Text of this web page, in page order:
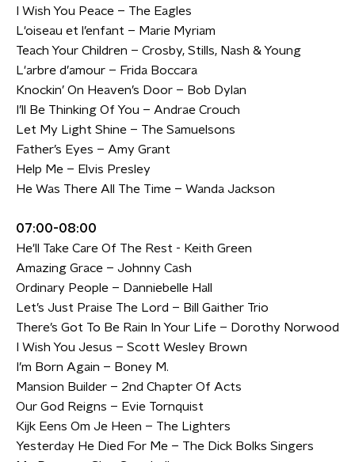
I Wish You Peace – The Eagles
L'oiseau et l’enfant – Marie Myriam
Teach Your Children – Crosby, Stills, Nash & Young
L'arbre d’amour – Frida Boccara
Knockin’ On Heaven’s Door – Bob Dylan
I’ll Be Thinking Of You – Andrae Crouch
Let My Light Shine – The Samuelsons
Father’s Eyes – Amy Grant
Help Me – Elvis Presley
He Was There All The Time – Wanda Jackson
07:00-08:00
He'll Take Care Of The Rest - Keith Green
Amazing Grace – Johnny Cash
Ordinary People – Danniebelle Hall
Let’s Just Praise The Lord – Bill Gaither Trio
There’s Got To Be Rain In Your Life – Dorothy Norwood
I Wish You Jesus – Scott Wesley Brown
I’m Born Again – Boney M.
Mansion Builder – 2nd Chapter Of Acts
Our God Reigns – Evie Tornquist
Kijk Eens Om Je Heen – The Lighters
Yesterday He Died For Me – The Dick Bolks Singers